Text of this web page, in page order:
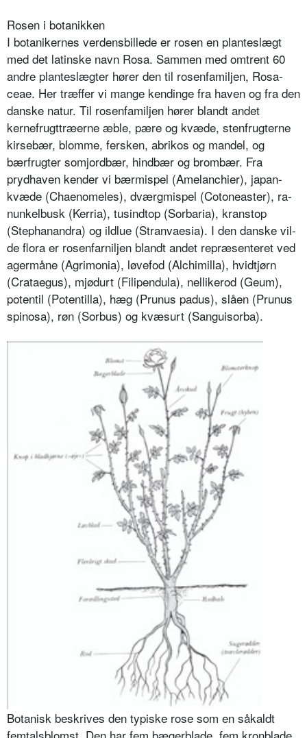
Rosen i botanikken
I botanikernes verdensbillede er rosen en planteslægt
med det latinske navn Rosa. Sammen med omtrent 60
andre planteslægter hører den til rosenfamiljen, Rosa­
ceae. Her træffer vi mange kendinge fra haven og fra den
danske natur. Til rosenfamiljen hører blandt an­det
kernefrugttræerne æble, pære og kvæde, stenfrug­terne
kirsebær, blomme, fersken, abrikos og mandel, og
bærfrugter somjordbær, hindbær og brombær. Fra
prydhaven kender vi bærmispel (Amelanchier), japan­
kvæde (Chaenomeles), dværgmispel (Cotoneaster), ra­
nunkelbusk (Kerria), tusindtop (Sorbaria), kranstop
(Stephanandra) og ildlue (Stranvaesia). I den danske vil­
de flora er rosenfarniljen blandt andet repræsenteret ved
agermåne (Agrimonia), løvefod (Alchimilla), hvid­tjørn
(Crataegus), mjødurt (Filipendula), nellikerod (Ge­um),
potentil (Potentilla), hæg (Prunus padus), slåen (Prunus
spinosa), røn (Sorbus) og kvæsurt (Sanguisorba).
Botanisk beskrives den typiske rose som en såkaldt